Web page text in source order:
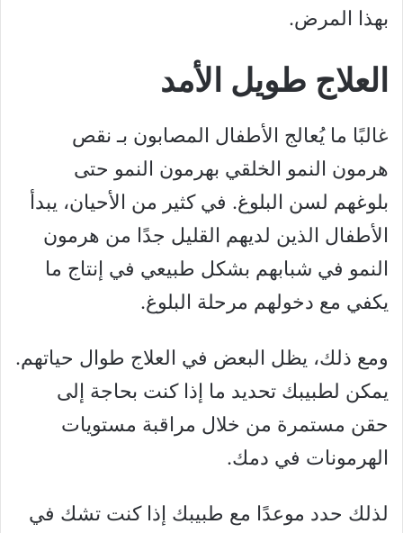
بهذا المرض.
العلاج طويل الأمد
غالبًا ما يُعالج الأطفال المصابون بـ نقص
هرمون النمو الخلقي بهرمون النمو حتى
بلوغهم لسن البلوغ. في كثير من الأحيان، يبدأ
الأطفال الذين لديهم القليل جدًا من هرمون
النمو في شبابهم بشكل طبيعي في إنتاج ما
يكفي مع دخولهم مرحلة البلوغ.
ومع ذلك، يظل البعض في العلاج طوال حياتهم.
يمكن لطبيبك تحديد ما إذا كنت بحاجة إلى
حقن مستمرة من خلال مراقبة مستويات
الهرمونات في دمك.
لذلك حدد موعدًا مع طبيبك إذا كنت تشك في